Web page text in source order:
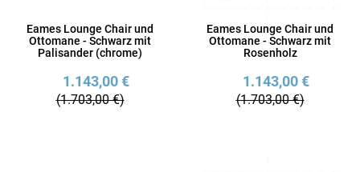
Eames Lounge Chair und
Ottomane - Schwarz mit
Palisander (chrome)
1.143,00 €
(1.703,00 €)
Eames Lounge Chair und
Ottomane - Schwarz mit
Rosenholz
1.143,00 €
(1.703,00 €)